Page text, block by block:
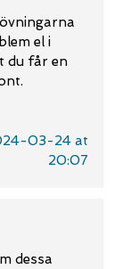
el i
du får en
03-24 at
20:07
dessa